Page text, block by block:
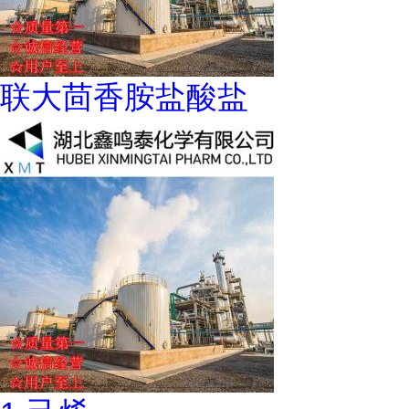
联大茴香胺盐酸盐